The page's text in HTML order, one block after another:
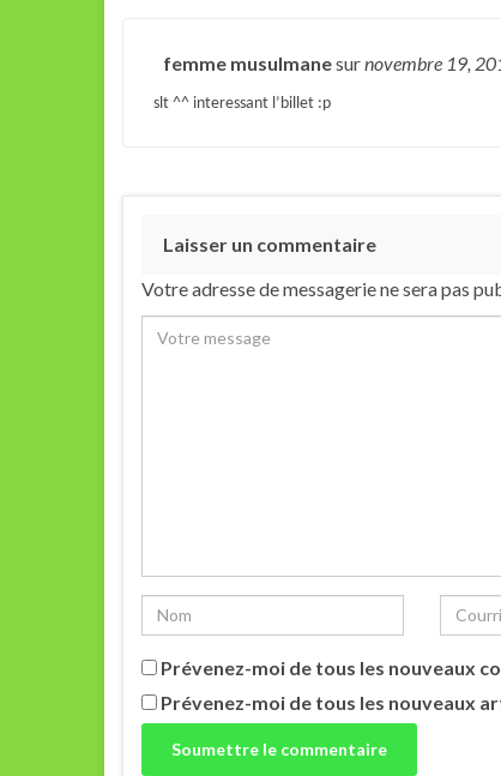
femme musulmanesurnovembre 19,
slt ^^ interessant l’billet :p
Laisser un commentaire
Votre adresse de messagerie ne sera pas
Prévenez-moi de tous les nouveaux
Prévenez-moi de tous les nouveaux